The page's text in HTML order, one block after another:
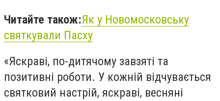
Читайте також:Як у Новомосковську
святкували Пасху
«Яскраві, по-дитячому завзяті та
позитивні роботи. У кожній відчувається
святковий настрій, яскраві, весняні